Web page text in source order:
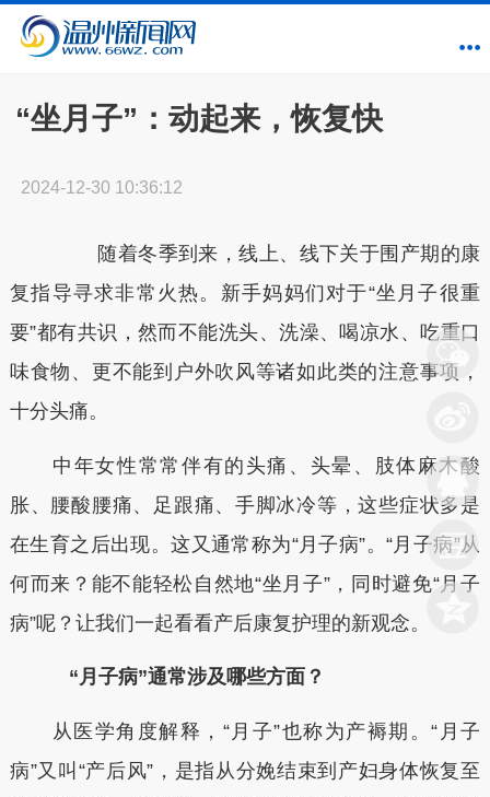
“坐月子”：动起来，恢复快
2024-12-30 10:36:12
随着冬季到来，线上、线下关于围产期的康
复指导寻求非常火热。新手妈妈们对于“坐月子很重
要”都有共识，然而不能洗头、洗澡、喝凉水、吃重口
味食物、更不能到户外吹风等诸如此类的注意事项，
十分头痛。
中年女性常常伴有的头痛、头晕、肢体麻木酸
胀、腰酸腰痛、足跟痛、手脚冰冷等，这些症状多是
在生育之后出现。这又通常称为“月子病”。“月子病”从
何而来？能不能轻松自然地“坐月子”，同时避免“月子
病”呢？让我们一起看看产后康复护理的新观念。
“月子病”通常涉及哪些方面？
从医学角度解释，“月子”也称为产褥期。“月子
病”又叫“产后风”，是指从分娩结束到产妇身体恢复至